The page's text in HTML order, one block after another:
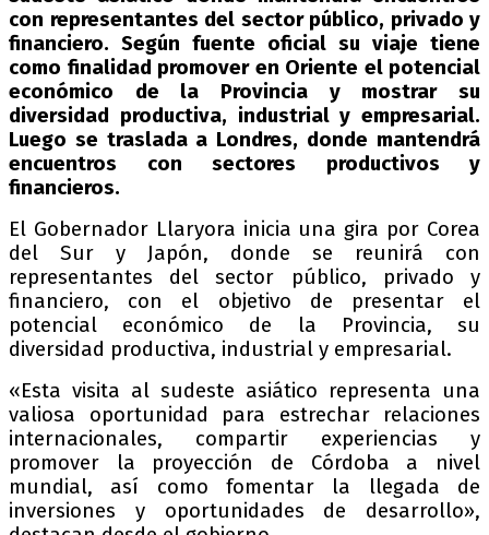
con representantes del sector público, privado y
financiero. Según fuente oficial su viaje tiene
como finalidad promover en Oriente el potencial
económico de la Provincia y mostrar su
diversidad productiva, industrial y empresarial.
Luego se traslada a Londres, donde mantendrá
encuentros con sectores productivos y
financieros.
El Gobernador Llaryora inicia una gira por Corea
del Sur y Japón, donde se reunirá con
representantes del sector público, privado y
financiero, con el objetivo de presentar el
potencial económico de la Provincia, su
diversidad productiva, industrial y empresarial.
«Esta visita al sudeste asiático representa una
valiosa oportunidad para estrechar relaciones
internacionales, compartir experiencias y
promover la proyección de Córdoba a nivel
mundial, así como fomentar la llegada de
inversiones y oportunidades de desarrollo»,